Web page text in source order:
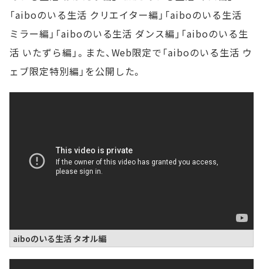
「aiboのいる生活 クリエイター編」「aiboのいる生活
ミラー編」「aiboのいる生活 ダンス編」「aiboのいる生
活 いたずら編」。また、Web限定で「aiboのいる生活 ウ
ェブ限定特別編」を公開した。
aiboのいる生活 タオル編